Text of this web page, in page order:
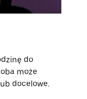
do
może
docelowe.